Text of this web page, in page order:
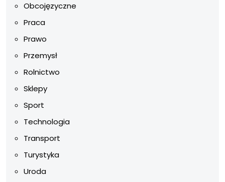
Obcojęzyczne
Praca
Prawo
Przemysł
Rolnictwo
Sklepy
Sport
Technologia
Transport
Turystyka
Uroda